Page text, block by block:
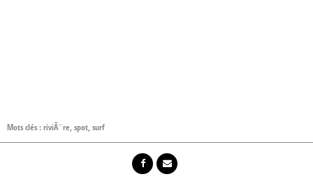
Mots clés :riviÃ¨re,spot,surf